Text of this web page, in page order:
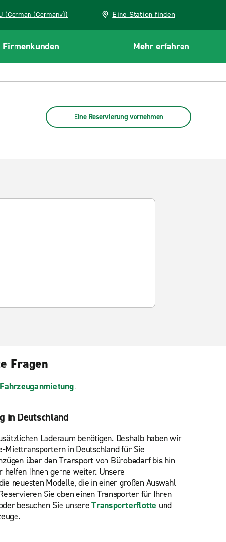
DEU (German (Germany)) Eine Station finden
Firmenkunden Mehr erfahren
Eine Reservierung vornehmen
Fragen
.
in Deutschland
Laderaum benötigen. Deshalb haben wir
Miettransportern in Deutschland für Sie
über den Transport von Bürobedarf bis hin
helfen Ihnen gerne weiter. Unsere
neuesten Modelle, die in einer großen Auswahl
Sie oben einen Transporter für Ihren
besuchen Sie unsereTransporterflotte und